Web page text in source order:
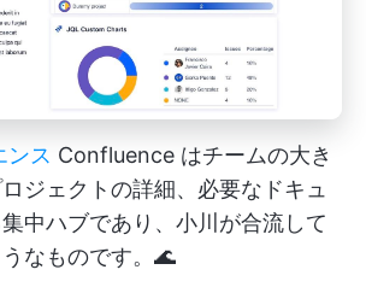
ンス Confluence はチームの大き
ジェクトの詳細、必要なドキュ
中ハブであり、小川が合流して
なものです。🌊